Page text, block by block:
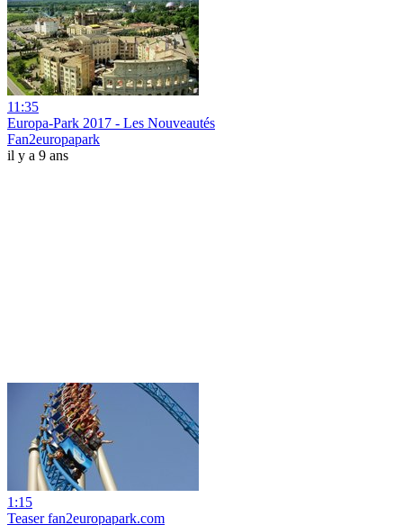
11:35
Europa-Park 2017 - Les Nouveautés
Fan2europapark
il y a 9 ans
1:15
Teaser fan2europapark.com